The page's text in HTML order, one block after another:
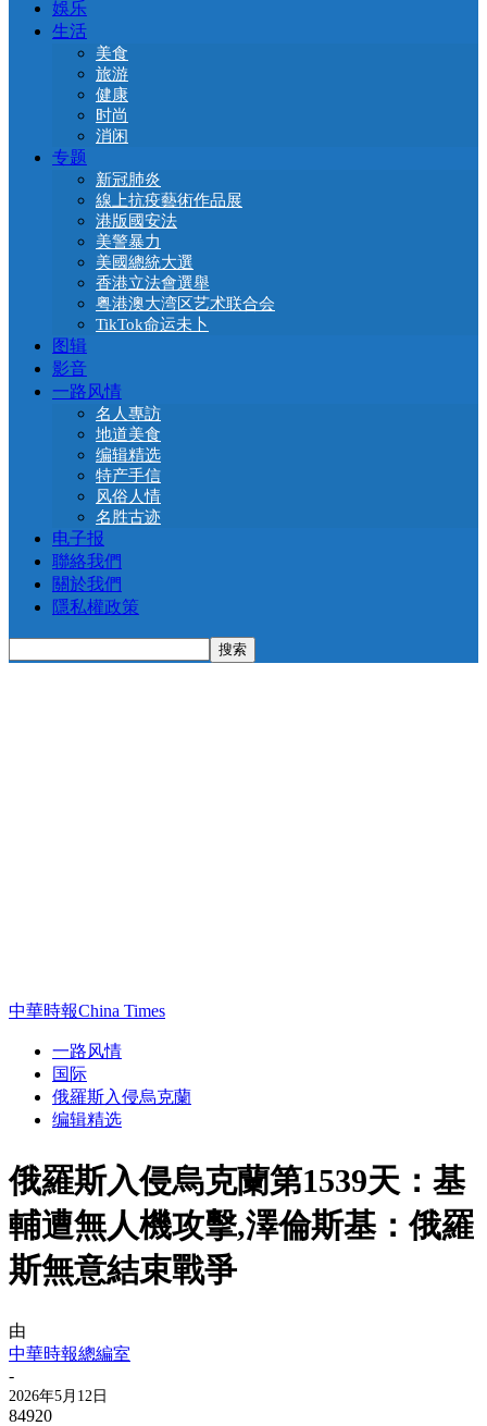
娛乐
生活
美食
旅游
健康
时尚
消闲
专题
新冠肺炎
線上抗疫藝術作品展
港版國安法
美警暴力
美國總統大選
香港立法會選舉
粤港澳大湾区艺术联合会
TikTok命运未卜
图辑
影音
一路风情
名人專訪
地道美食
编辑精选
特产手信
风俗人情
名胜古迹
电子报
聯絡我們
關於我們
隱私權政策
中華時報China Times
一路风情
国际
俄羅斯入侵烏克蘭
编辑精选
俄羅斯入侵烏克蘭第1539天：基
輔遭無人機攻擊,澤倫斯基：俄羅
斯無意結束戰爭
由
中華時報總編室
-
2026年5月12日
84920